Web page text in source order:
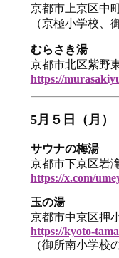
京都市上京区中
（京極小学校、
むらさき湯
京都市北区紫野
https://
5月５日（月）
サウナの梅湯
京都市下京区岩
https://x.com/
玉の湯
京都市中京区押
https://kyoto-
（御所南小学校